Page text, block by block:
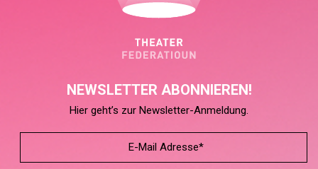
NEWSLETTER ABONNIEREN!
Hier geht’s zur Newsletter-Anmeldung.